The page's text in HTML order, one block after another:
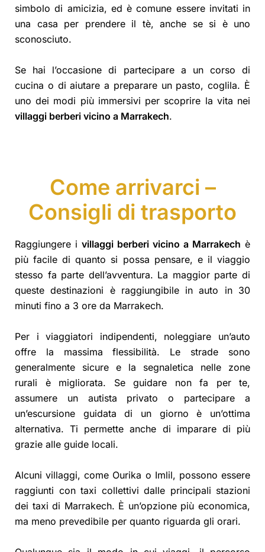
simbolo di amicizia, ed è comune essere invitati in
una casa per prendere il tè, anche se si è uno
sconosciuto.
Se hai l’occasione di partecipare a un corso di
cucina o di aiutare a preparare un pasto, coglila. È
uno dei modi più immersivi per scoprire la vita nei
villaggi berberi vicino a Marrakech.
Come arrivarci –
Consigli di trasporto
Raggiungere i villaggi berberi vicino a Marrakech è
più facile di quanto si possa pensare, e il viaggio
stesso fa parte dell’avventura. La maggior parte di
queste destinazioni è raggiungibile in auto in 30
minuti fino a 3 ore da Marrakech.
Per i viaggiatori indipendenti, noleggiare un’auto
offre la massima flessibilità. Le strade sono
generalmente sicure e la segnaletica nelle zone
rurali è migliorata. Se guidare non fa per te,
assumere un autista privato o partecipare a
un’escursione guidata di un giorno è un’ottima
alternativa. Ti permette anche di imparare di più
grazie alle guide locali.
Alcuni villaggi, come Ourika o Imlil, possono essere
raggiunti con taxi collettivi dalle principali stazioni
dei taxi di Marrakech. È un’opzione più economica,
ma meno prevedibile per quanto riguarda gli orari.